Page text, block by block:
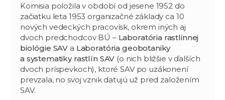
Komisia položila v období od jesene 1952 do
začiatku leta 1953 organizačné základy ca 10
nových vedeckých pracovísk, okrem iných aj
dvoch predchodcov BÚ – Laboratória rastlinnej
biológie SAV a Laboratória geobotaniky
a systematiky rastlín SAV (o nich bližšie v ďalších
dvoch príspevkoch), ktoré SAV po uzákonení
prevzala, no svoj vznik datujú už pred založením
SAV.